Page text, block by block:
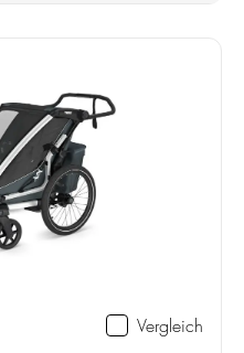
Vergleich